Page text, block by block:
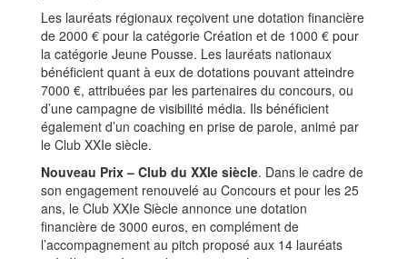
Les lauréats régionaux reçoivent une dotation financière
de 2000 € pour la catégorie Création et de 1000 € pour
la catégorie Jeune Pousse. Les lauréats nationaux
bénéficient quant à eux de dotations pouvant atteindre
7000 €, attribuées par les partenaires du concours, ou
d’une campagne de visibilité média. Ils bénéficient
également d’un coaching en prise de parole, animé par
le Club XXIe siècle.
Nouveau Prix – Club du XXIe siècle. Dans le cadre de
son engagement renouvelé au Concours et pour les 25
ans, le Club XXIe Siècle annonce une dotation
financière de 3000 euros, en complément de
l’accompagnement au pitch proposé aux 14 lauréats